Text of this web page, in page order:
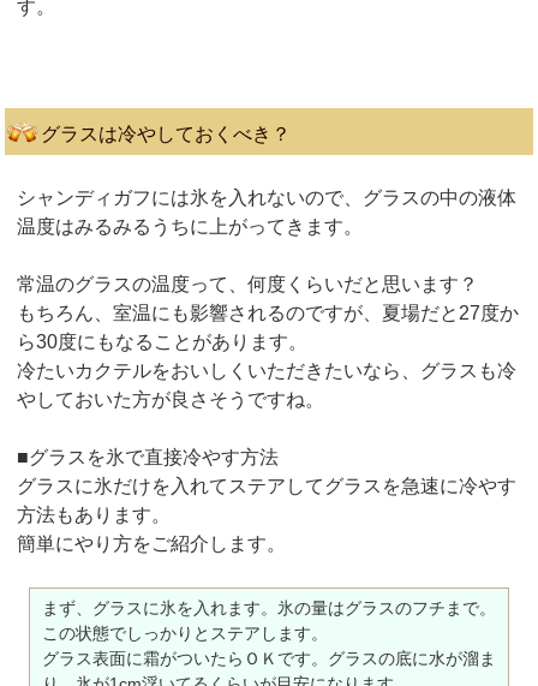
す。
グラスは冷やしておくべき？
シャンディガフには氷を入れないので、グラスの中の液体
温度はみるみるうちに上がってきます。
常温のグラスの温度って、何度くらいだと思います？
もちろん、室温にも影響されるのですが、夏場だと27度か
ら30度にもなることがあります。
冷たいカクテルをおいしくいただきたいなら、グラスも冷
やしておいた方が良さそうですね。
■グラスを氷で直接冷やす方法
グラスに氷だけを入れてステアしてグラスを急速に冷やす
方法もあります。
簡単にやり方をご紹介します。
まず、グラスに氷を入れます。氷の量はグラスのフチまで。
この状態でしっかりとステアします。
グラス表面に霜がついたらＯＫです。グラスの底に水が溜ま